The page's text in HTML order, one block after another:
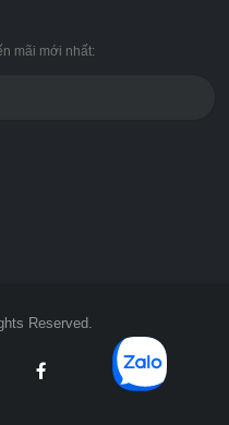
mãi mới nhất:
Reserved.